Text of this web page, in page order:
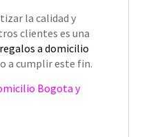
la calidad y
clientes es una
regalos a domicilio
a cumplir este fin.
Bogotay